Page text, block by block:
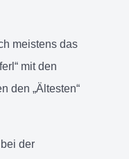
meistens das
mit den
den „Ältesten“
der